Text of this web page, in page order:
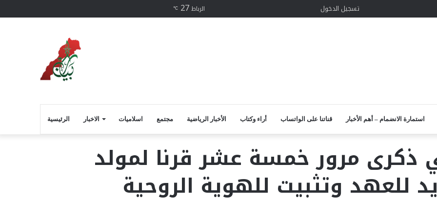
مقالتسجيل الدخول فيسبوك
الرباط27
℃
الرئيسية الاخبار اسلاميات مجتمع الأخبار الرياضية أراء وكتاب قناتنا على الواتساب استمارة الانضمام – أهم الأخبار
ذكرى مرور خمسة عشر قرنا لمولد
وتثبيت للهوية الروحية